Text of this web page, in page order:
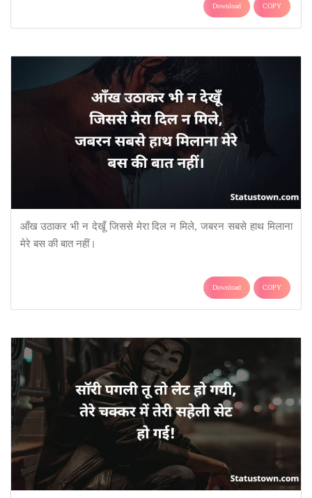
Download COPY
आँख उठाकर भी न देखूँ जिससे मेरा दिल न मिले, जबरन सबसे हाथ मिलाना
मेरे बस की बात नहीं।
Download COPY